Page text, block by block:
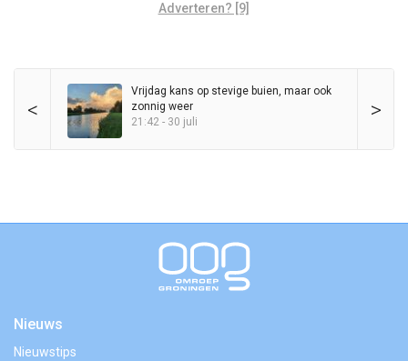
Adverteren? [9]
< >
Vrijdag kans op stevige buien, maar ook
zonnig weer
21:42 - 30 juli
Nieuws
Nieuwstips